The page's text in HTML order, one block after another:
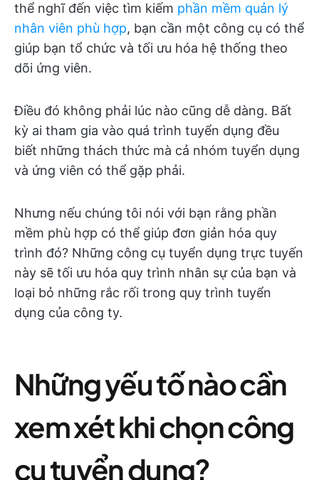
thể nghĩ đến việc tìm kiếm phần mềm quản lý
nhân viên phù hợp, bạn cần một công cụ có thể
giúp bạn tổ chức và tối ưu hóa hệ thống theo
dõi ứng viên.
Điều đó không phải lúc nào cũng dễ dàng. Bất
kỳ ai tham gia vào quá trình tuyển dụng đều
biết những thách thức mà cả nhóm tuyển dụng
và ứng viên có thể gặp phải.
Nhưng nếu chúng tôi nói với bạn rằng phần
mềm phù hợp có thể giúp đơn giản hóa quy
trình đó? Những công cụ tuyển dụng trực tuyến
này sẽ tối ưu hóa quy trình nhân sự của bạn và
loại bỏ những rắc rối trong quy trình tuyển
dụng của công ty.
Những yếu tố nào cần
xem xét khi chọn công
cụ tuyển dụng?